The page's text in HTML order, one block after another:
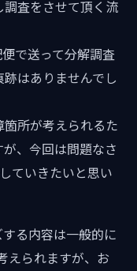
査をさせて頂く流
で送って分解調査
はありませんでし
所が考えられるた
、今回は問題なさ
ていきたいと思い
る内容は一般的に
えられますが、お